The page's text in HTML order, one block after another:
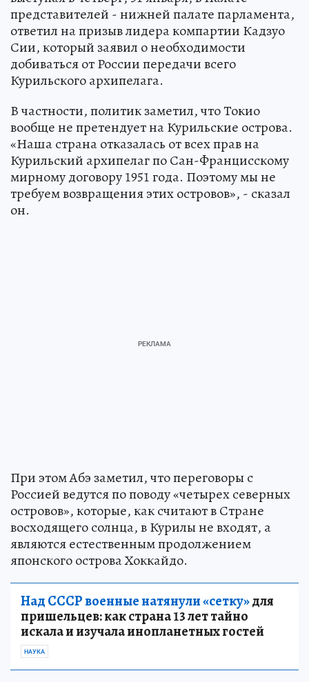
представителей - нижней палате парламента,
ответил на призыв лидера компартии Кадзуо
Сии, который заявил о необходимости
добиваться от России передачи всего
Курильского архипелага.
В частности, политик заметил, что Токио
вообще не претендует на Курильские острова.
«Наша страна отказалась от всех прав на
Курильский архипелаг по Сан-Францисскому
мирному договору 1951 года. Поэтому мы не
требуем возвращения этих островов», - сказал
он.
При этом Абэ заметил, что переговоры с
Россией ведутся по поводу «четырех северных
островов», которые, как считают в Стране
восходящего солнца, в Курилы не входят, а
являются естественным продолжением
японского острова Хоккайдо.
Над СССР военные натянули «сетку»для
пришельцев: как страна 13 лет тайно
искала и изучала инопланетных гостей
НАУКА